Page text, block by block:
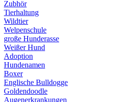
Zubhör
Tierhaltung
Wildtier
Welpenschule
große Hunderasse
Weißer Hund
Adoption
Hundenamen
Boxer
Englische Bulldogge
Goldendoodle
Augenerkrankungen